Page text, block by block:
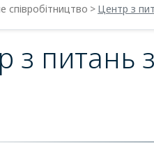
співробітництво Центр з
питань